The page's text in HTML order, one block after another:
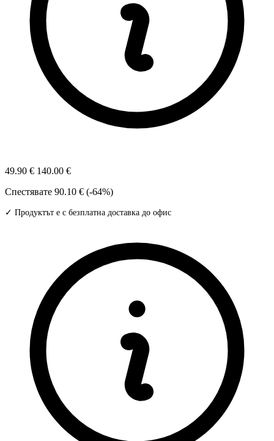
49.90 € 140.00 €
Спестявате 90.10 € (-64%)
✓ Продуктът е с безплатна доставка до офис